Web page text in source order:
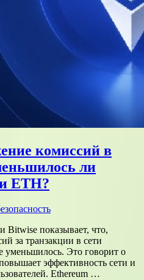
комиссий в
ли
ETH?
Bitwise показывает, что,
за транзакции в сети
уменьшилось. Это говорит о
эффективность сети и
Ethereum …